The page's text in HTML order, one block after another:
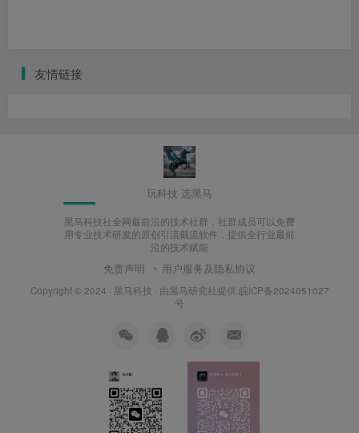
友情链接
玩科技 选黑马
黑马科技社全网最前沿的技术社群，社群成员可以免费
用专业技术研发的原创引流截流软件，提供全行业最前
沿的技术赋能
免责声明 用户服务及隐私协议
Copyright © 2024 · 黑马科技 · 由黑马研究社提供.皖ICP备2024051027
号